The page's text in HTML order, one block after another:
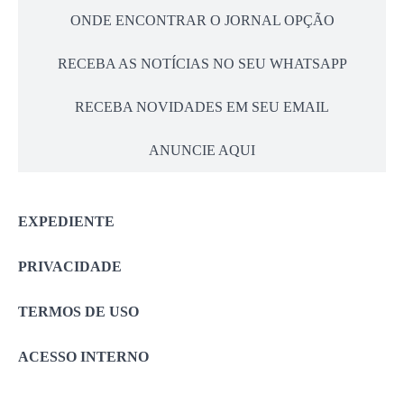
ONDE ENCONTRAR O JORNAL OPÇÃO
RECEBA AS NOTÍCIAS NO SEU WHATSAPP
RECEBA NOVIDADES EM SEU EMAIL
ANUNCIE AQUI
EXPEDIENTE
PRIVACIDADE
TERMOS DE USO
ACESSO INTERNO